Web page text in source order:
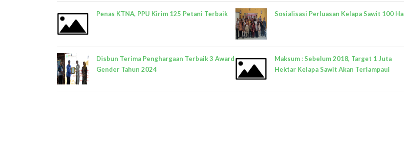
Penas KTNA, PPU Kirim 125 Petani Terbaik
Disbun Terima Penghargaan Terbaik 3 Award
Gender Tahun 2024
Sosialisasi Perluasan Kelapa Sawit 100 Ha
Maksum : Sebelum 2018, Target 1 Juta
Hektar Kelapa Sawit Akan Terlampaui